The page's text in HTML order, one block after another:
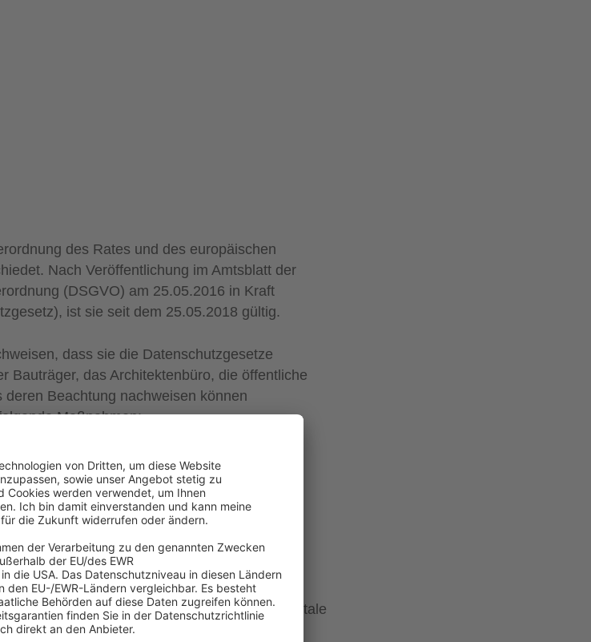
des Rates und des europäischen
Nach Veröffentlichung im Amtsblatt der
(DSGVO) am 25.05.2016 in Kraft
ist sie seit dem 25.05.2018 gültig.
dass sie die Datenschutzgesetze
Bauträger, das Architektenbüro, die öffentliche
Beachtung nachweisen können
Maßnahmen:
der Daten ist.
ausgetauscht werden müssen. Digitale
Verliert z. B. ein Mieter oder ein